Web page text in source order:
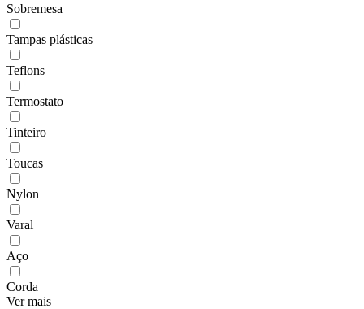
Sobremesa
Tampas plásticas
Teflons
Termostato
Tinteiro
Toucas
Nylon
Varal
Aço
Corda
Ver mais